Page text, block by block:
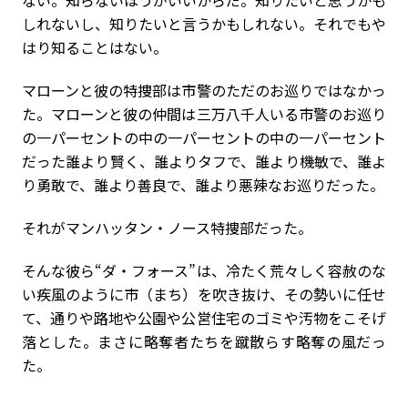
しれないし、知りたいと言うかもしれない。それでもや
はり知ることはない。
マローンと彼の特捜部は市警のただのお巡りではなかっ
た。マローンと彼の仲間は三万八千人いる市警のお巡り
の一パーセントの中の一パーセントの中の一パーセント
だった――誰より賢く、誰よりタフで、誰より機敏で、誰よ
り勇敢で、誰より善良で、誰より悪辣なお巡りだった。
それがマンハッタン・ノース特捜部だった。
そんな彼ら“ダ・フォース”は、冷たく荒々しく容赦のな
い疾風のように市（まち）を吹き抜け、その勢いに任せ
て、通りや路地や公園や公営住宅のゴミや汚物をこそげ
落とした。まさに略奪者たちを蹴散らす略奪の風だっ
た。